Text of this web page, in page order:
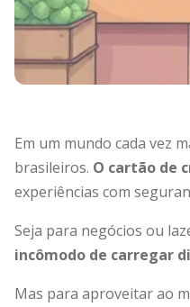
Em um mundo cada vez
brasileiros. O cartão de
experiências com
Seja para negócios ou
incômodo de carregar
Mas para aproveitar ao